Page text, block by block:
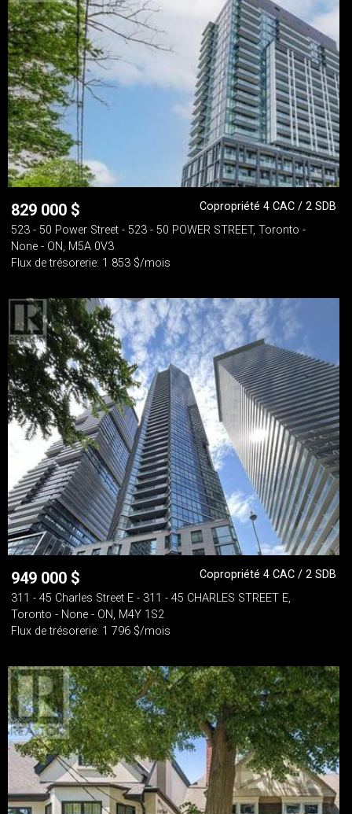
829 000 $
Copropriété 4 CAC / 2 SDB
523 - 50 Power Street - 523 - 50 POWER STREET, Toronto -
None - ON, M5A 0V3
Flux de trésorerie: 1 853 $/mois
949 000 $
Copropriété 4 CAC / 2 SDB
311 - 45 Charles Street E - 311 - 45 CHARLES STREET E,
Toronto - None - ON, M4Y 1S2
Flux de trésorerie: 1 796 $/mois